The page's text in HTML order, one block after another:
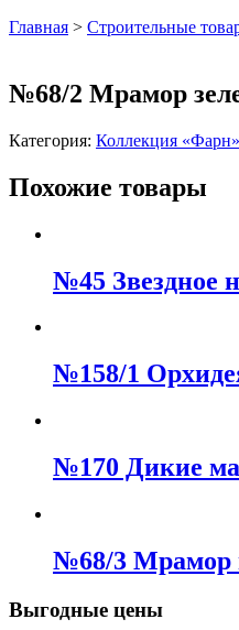
Главная > Строительные
№68/2 Мрамор
Категория: Коллекция «Фарн»
Похожие товары
№45 Звездное
№158/1
№170 Дикие
№68/3 Мрамор
Выгодные цены